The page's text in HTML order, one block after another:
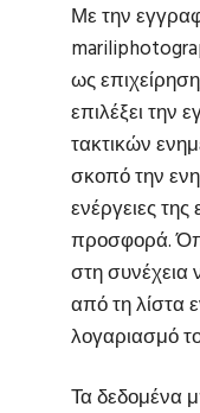
Με την
ως
επιλέξει την
τακτικών
σκοπό την
ενέργειες
προσφορά.
στη συνέχεια
από τη λίστα
λογαριασμό
Τα δεδομένα